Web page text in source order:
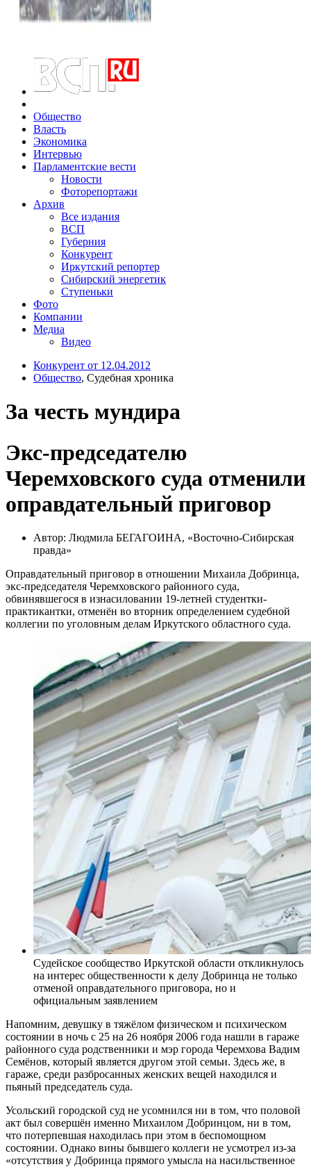
Общество
Власть
Экономика
Интервью
Парламентские вести
Новости
Фоторепортажи
Архив
Все издания
ВСП
Губерния
Конкурент
Иркутский репортер
Сибирский энергетик
Ступеньки
Фото
Компании
Медиа
Видео
Конкурент от 12.04.2012
Общество, Судебная хроника
За честь мундира
Экс-председателю
Черемховского суда отменили
оправдательный приговор
Автор: Людмила БЕГАГОИНА, «Восточно-Сибирская
правда»
Оправдательный приговор в отношении Михаила Добринца,
экс-председателя Черемховского районного суда,
обвинявшегося в изнасиловании 19-летней студентки-
практикантки, отменён во вторник определением судебной
коллегии по уголовным делам Иркутского областного суда.
Судейское сообщество Иркутской области откликнулось
на интерес общественности к делу Добринца не только
отменой оправдательного приговора, но и
официальным заявлением
Напомним, девушку в тяжёлом физическом и психическом
состоянии в ночь с 25 на 26 ноября 2006 года нашли в гараже
районного суда родственники и мэр города Черемхова Вадим
Семёнов, который является другом этой семьи. Здесь же, в
гараже, среди разбросанных женских вещей находился и
пьяный председатель суда.
Усольский городской суд не усомнился ни в том, что половой
акт был совершён именно Михаилом Добринцом, ни в том,
что потерпевшая находилась при этом в беспомощном
состоянии. Однако вины бывшего коллеги не усмотрел из-за
«отсутствия у Добринца прямого умысла на насильственное